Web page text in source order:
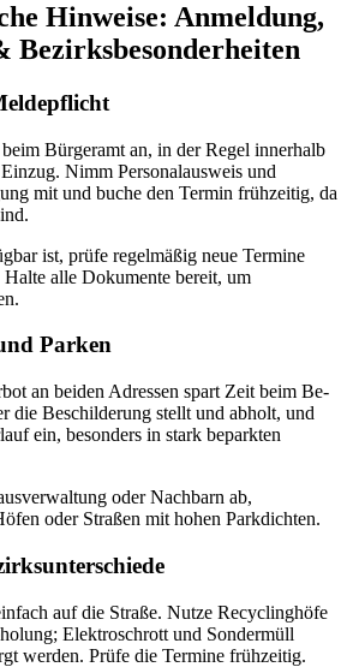
Hinweise: Anmeldung,
Bezirksbesonderheiten
Bürgeramt an, in der Regel innerhalb
Nimm Personalausweis und
mit und buche den Termin frühzeitig, da
ist, prüfe regelmäßig neue Termine
Halte alle Dokumente bereit, um
Parken
an beiden Adressen spart Zeit beim Be-
die Beschilderung stellt und abholt, und
ein, besonders in stark beparkten
oder Nachbarn ab,
oder Straßen mit hohen Parkdichten.
auf die Straße. Nutze Recyclinghöfe
Elektroschrott und Sondermüll
werden. Prüfe die Termine frühzeitig.